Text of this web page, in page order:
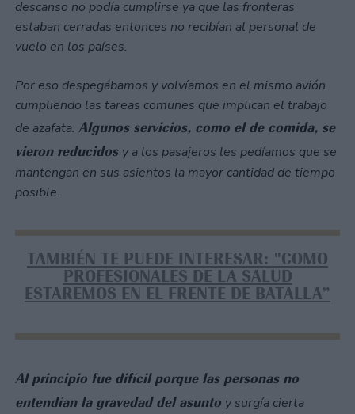
descanso no podía cumplirse ya que las fronteras
estaban cerradas entonces no recibían al personal de
vuelo en los países.
Por eso despegábamos y volvíamos en el mismo avión
cumpliendo las tareas comunes que implican el trabajo
de azafata. Algunos servicios, como el de comida, se
vieron reducidos y a los pasajeros les pedíamos que se
mantengan en sus asientos la mayor cantidad de tiempo
posible.
TAMBIÉN TE PUEDE INTERESAR: "COMO
PROFESIONALES DE LA SALUD
ESTAREMOS EN EL FRENTE DE BATALLA”
Al principio fue difícil porque las personas no
entendían la gravedad del asunto y surgía cierta